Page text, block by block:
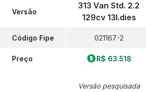
Versão
Código Fipe
Preço
313 Van Std. 2.2
129cv 13l.dies
021167-2
R$ 63.518
Versão pesquisada